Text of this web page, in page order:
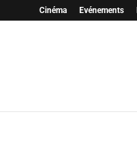
Cinéma Evénements